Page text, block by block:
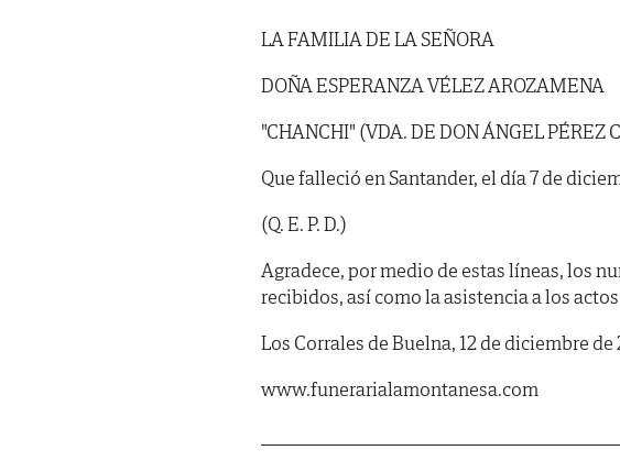
LA FAMILIA DE LA SEÑORA
DOÑA ESPERANZA VÉLEZ AROZAMENA
"CHANCHI" (VDA. DE DON ÁNGEL PÉREZ
Que falleció en Santander, el día 7 de
(Q. E. P. D.)
Agradece, por medio de estas líneas, los
recibidos, así como la asistencia a los
Los Corrales de Buelna, 12 de diciembre de
www.funerarialamontanesa.com